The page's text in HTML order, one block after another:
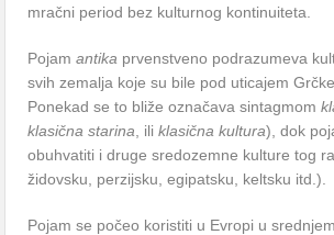
mračni period bez kulturnog kontinuiteta.
Pojamantika prvenstveno podrazumeva
svih zemalja koje su bile pod uticajem
Ponekad se to bliže označava sintagmom
klasična starina , iliklasična kultura), dok
obuhvatiti i druge sredozemne kulture tog
židovsku, perzijsku, egipatsku, keltsku itd.).
Pojam se počeo koristiti u Evropi u